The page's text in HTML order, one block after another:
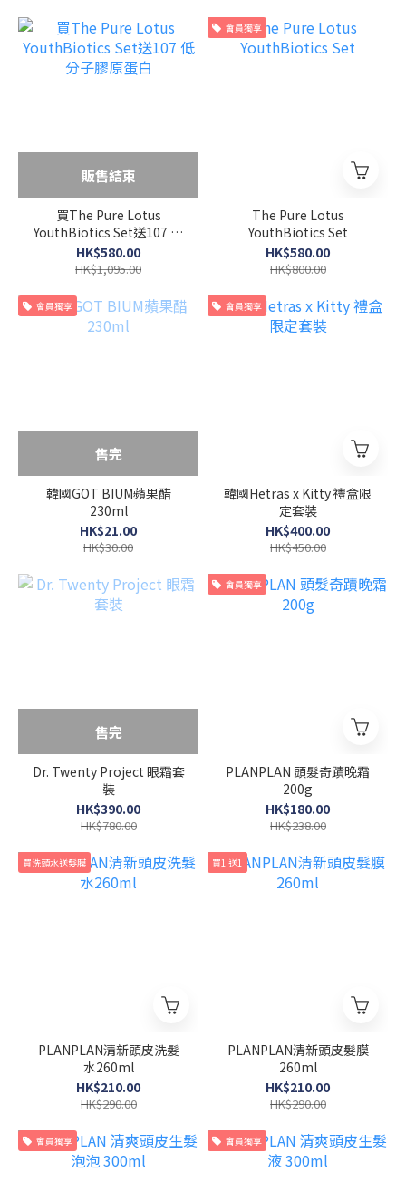
販售結束
買The Pure Lotus
YouthBiotics Set送107 低
分子膠原蛋白
HK$580.00
HK$1,095.00
會員獨享
The Pure Lotus
YouthBiotics Set
HK$580.00
HK$800.00
會員獨享
售完
韓國GOT BIUM蘋果醋
230ml
HK$21.00
HK$30.00
會員獨享
韓國Hetras x Kitty 禮盒限
定套裝
HK$400.00
HK$450.00
售完
Dr. Twenty Project 眼霜套
裝
HK$390.00
HK$780.00
會員獨享
PLANPLAN 頭髮奇蹟晚霜
200g
HK$180.00
HK$238.00
買洗頭水送髮膜
PLANPLAN清新頭皮洗髮
水260ml
HK$210.00
HK$290.00
買1 送1
PLANPLAN清新頭皮髮膜
260ml
HK$210.00
HK$290.00
會員獨享 會員獨享